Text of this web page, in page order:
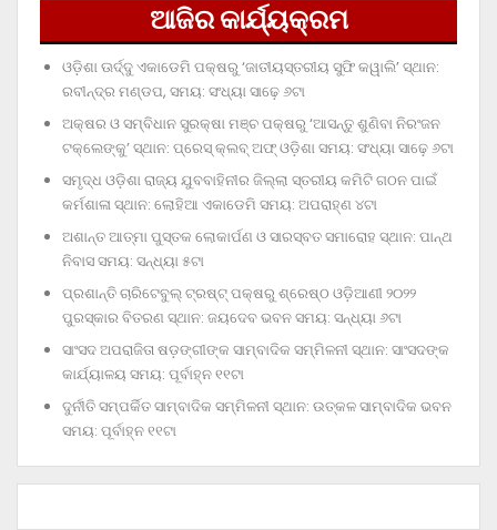
ଆଜିର କାର୍ଯ୍ୟକ୍ରମ
ଓଡ଼ିଶା ଊର୍ଦ୍ଦୁ ଏକାଡେମି ପକ୍ଷରୁ ‘ଜାତୀୟସ୍ତରୀୟ ସୁଫି କୱାଲି’ ସ୍ଥାନ:
ରବୀନ୍ଦ୍ର ମଣ୍ଡପ, ସମୟ: ସଂଧ୍ୟା ସାଢ଼େ ୬ଟା
ଅକ୍ଷର ଓ ସମ୍ବିଧାନ ସୁରକ୍ଷା ମଞ୍ଚ ପକ୍ଷରୁ ‘ଆସନ୍ତୁ ଶୁଣିବା ନିରଂଜନ
ଟକ୍‌ଲେଙ୍କୁ’ ସ୍ଥାନ: ପ୍ରେସ୍‌ କ୍ଲବ୍‌ ଅଫ୍‌ ଓଡ଼ିଶା ସମୟ: ସଂଧ୍ୟା ସାଢ଼େ ୬ଟା
ସମୃଦ୍ଧ ଓଡ଼ିଶା ରାଜ୍ୟ ଯୁବବାହିନୀର ଜିଲ୍ଲା ସ୍ତରୀୟ କମିଟି ଗଠନ ପାଇଁ
କର୍ମଶାଳା ସ୍ଥାନ: ଲୋହିଆ ଏକାଡେମି ସମୟ: ଅପରାହ୍‌ଣ ୪ଟା
ଅଶାନ୍ତ ଆତ୍ମା ପୁସ୍ତକ ଲୋକାର୍ପଣ ଓ ସାରସ୍ବତ ସମାରୋହ ସ୍ଥାନ: ପାନ୍ଥ
ନିବାସ ସମୟ: ସନ୍ଧ୍ୟା ୫ଟା
ପ୍ରଶାନ୍ତି ଚାରିଟେବୁଲ୍‌ ଟ୍ରଷ୍ଟ୍‌ ପକ୍ଷରୁ ଶ୍ରେଷ୍ଠ ଓଡ଼ିଆଣୀ ୨୦୨୨
ପୁରସ୍କାର ବିତରଣ ସ୍ଥାନ: ଜୟଦେବ ଭବନ ସମୟ: ସନ୍ଧ୍ୟା ୬ଟା
ସାଂସଦ ଅପରାଜିତା ଷଡ଼ଙ୍ଗୀଙ୍କ ସାମ୍ବାଦିକ ସମ୍ମିଳନୀ ସ୍ଥାନ: ସାଂସଦଙ୍କ
କାର୍ଯ୍ୟାଳୟ ସମୟ: ପୂର୍ବାହ୍ନ ୧୧ଟା
ଦୁର୍ନୀତି ସମ୍ପର୍କିତ ସାମ୍ବାଦିକ ସମ୍ମିଳନୀ ସ୍ଥାନ: ଉତ୍କଳ ସାମ୍ବାଦିକ ଭବନ
ସମୟ: ପୂର୍ବାହ୍ନ ୧୧ଟା